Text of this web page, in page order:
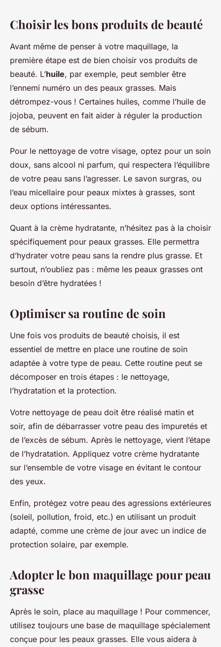
Choisir les bons produits de beauté
Avant même de penser à votre maquillage, la
première étape est de bien choisir vos produits de
beauté. L’huile, par exemple, peut sembler être
l’ennemi numéro un des peaux grasses. Mais
détrompez-vous ! Certaines huiles, comme l’huile de
jojoba, peuvent en fait aider à réguler la production
de sébum.
Pour le nettoyage de votre visage, optez pour un soin
doux, sans alcool ni parfum, qui respectera l’équilibre
de votre peau sans l’agresser. Le savon surgras, ou
l’eau micellaire pour peaux mixtes à grasses, sont
deux options intéressantes.
Quant à la crème hydratante, n’hésitez pas à la choisir
spécifiquement pour peaux grasses. Elle permettra
d’hydrater votre peau sans la rendre plus grasse. Et
surtout, n’oubliez pas : même les peaux grasses ont
besoin d’être hydratées !
Optimiser sa routine de soin
Une fois vos produits de beauté choisis, il est
essentiel de mettre en place une routine de soin
adaptée à votre type de peau. Cette routine peut se
décomposer en trois étapes : le nettoyage,
l’hydratation et la protection.
Votre nettoyage de peau doit être réalisé matin et
soir, afin de débarrasser votre peau des impuretés et
de l’excès de sébum. Après le nettoyage, vient l’étape
de l’hydratation. Appliquez votre crème hydratante
sur l’ensemble de votre visage en évitant le contour
des yeux.
Enfin, protégez votre peau des agressions extérieures
(soleil, pollution, froid, etc.) en utilisant un produit
adapté, comme une crème de jour avec un indice de
protection solaire, par exemple.
Adopter le bon maquillage pour peau
grasse
Après le soin, place au maquillage ! Pour commencer,
utilisez toujours une base de maquillage spécialement
conçue pour les peaux grasses. Elle vous aidera à